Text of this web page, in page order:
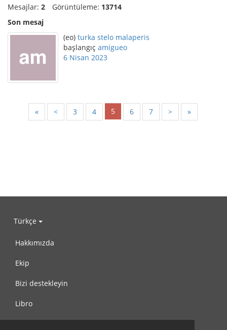
Mesajlar: 2 Görüntüleme: 13714
Son mesaj
(eo) turka stelo malaperis
başlangıç amigueo
6 Nisan 2023
« < 3 4 5 6 7 > »
Türkçe
Hakkımızda
Ekip
Bizi destekleyin
Libro